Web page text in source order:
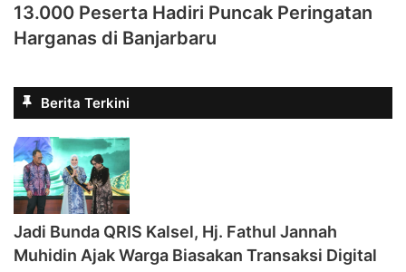
13.000 Peserta Hadiri Puncak Peringatan
Harganas di Banjarbaru
Berita Terkini
Jadi Bunda QRIS Kalsel, Hj. Fathul Jannah
Muhidin Ajak Warga Biasakan Transaksi Digital